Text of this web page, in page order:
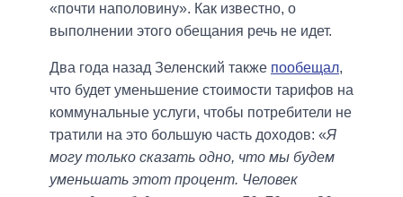
«почти наполовину». Как известно, о
выполнении этого обещания речь не идет.
Два года назад Зеленский также пообещал,
что будет уменьшение стоимости тарифов на
коммунальные услуги, чтобы потребители не
тратили на это большую часть доходов: «Я
могу только сказать одно, что мы будем
уменьшать этот процент. Человек